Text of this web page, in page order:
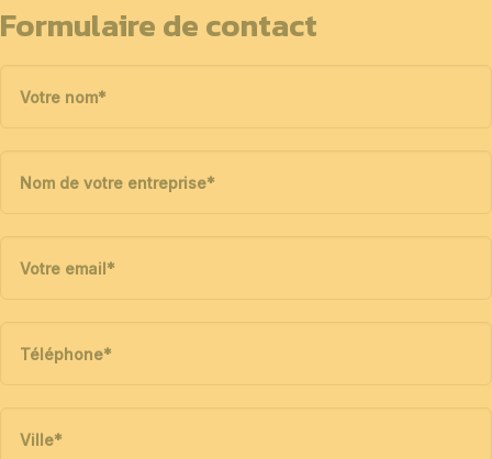
Formulaire de contact
Votre nom*
Nom de votre entreprise*
Votre email*
Téléphone*
Ville*